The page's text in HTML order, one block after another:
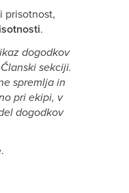
prisotnost,
.
dogodkov
sekciji.
spremlja in
pri ekipi, v
dogodkov